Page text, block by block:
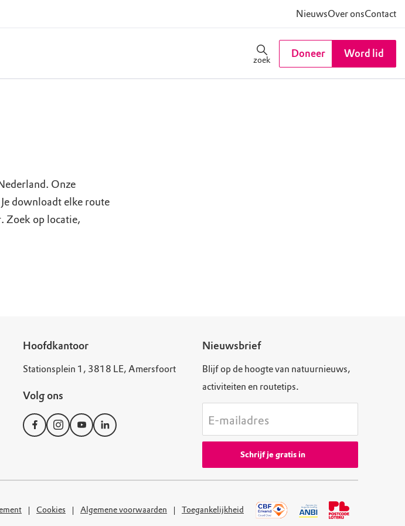
NieuwsOver onsContact
zoek
Doneer Word lid
Onze
downloadt elke route
Zoek op locatie,
Hoofdkantoor
Stationsplein 1, 3818 LE, Amersfoort
Volg ons
Nieuwsbrief
Blijf op de hoogte van natuurnieuws,
activiteiten en routetips.
E-mailadres
Schrijf je gratis in
Cookies Algemene voorwaarden Toegankelijkheid